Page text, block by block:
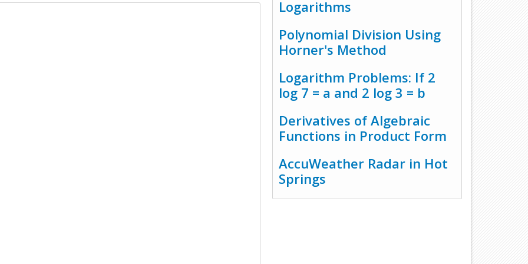
Logarithms
Polynomial Division Using
Horner's Method
Logarithm Problems: If 2
log 7 = a and 2 log 3 = b
Derivatives of Algebraic
Functions in Product Form
AccuWeather Radar in Hot
Springs